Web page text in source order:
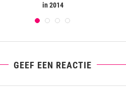
in 2014
GEEF EEN REACTIE